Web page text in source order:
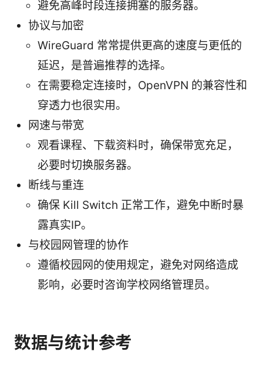
避免高峰时段连接拥塞的服务器。
协议与加密
WireGuard 常常提供更高的速度与更低的
延迟，是普遍推荐的选择。
在需要稳定连接时，OpenVPN 的兼容性和
穿透力也很实用。
网速与带宽
观看课程、下载资料时，确保带宽充足，
必要时切换服务器。
断线与重连
确保 Kill Switch 正常工作，避免中断时暴
露真实IP。
与校园网管理的协作
遵循校园网的使用规定，避免对网络造成
影响，必要时咨询学校网络管理员。
数据与统计参考